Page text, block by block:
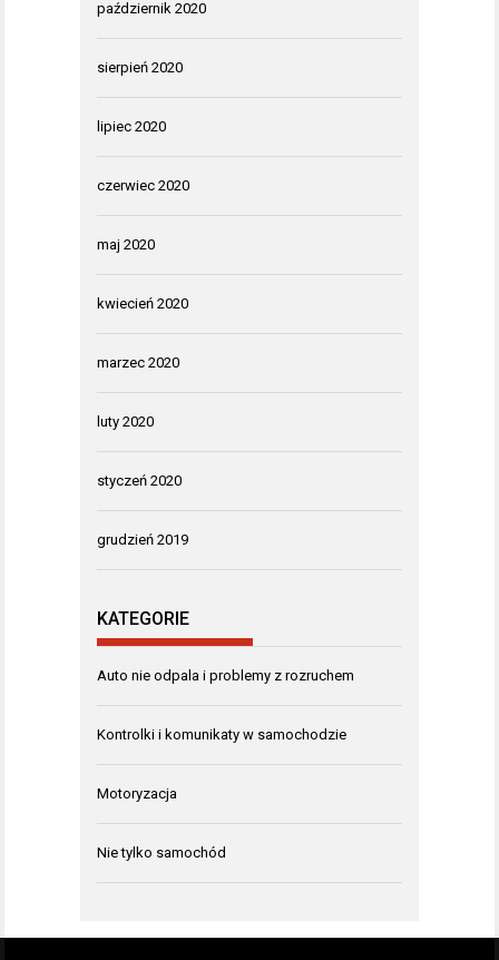
październik 2020
sierpień 2020
lipiec 2020
czerwiec 2020
maj 2020
kwiecień 2020
marzec 2020
luty 2020
styczeń 2020
grudzień 2019
KATEGORIE
Auto nie odpala i problemy z rozruchem
Kontrolki i komunikaty w samochodzie
Motoryzacja
Nie tylko samochód